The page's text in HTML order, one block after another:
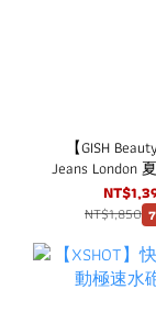
【GISH
Jeans London
淡香水經典禮
NT$1,850